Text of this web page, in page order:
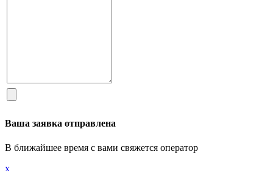
Ваша заявка отправлена
В ближайшее время с вами свяжется оператор
х